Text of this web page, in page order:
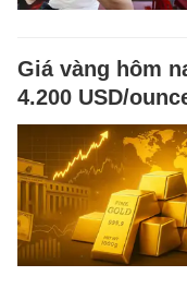
Giá vàng hôm
4.200 USD/